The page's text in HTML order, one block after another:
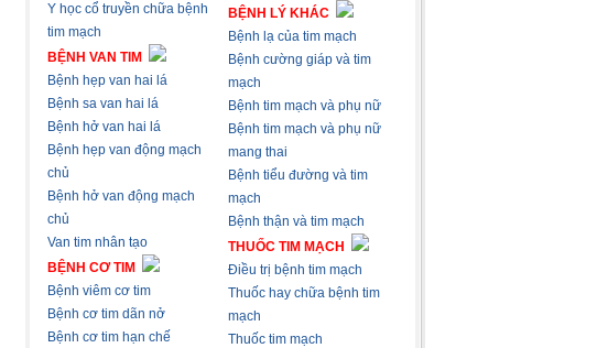
Y học cổ truyền chữa bệnh
tim mạch
BỆNH VAN TIM
Bệnh hẹp van hai lá
Bệnh sa van hai lá
Bệnh hở van hai lá
Bệnh hẹp van động mạch
chủ
Bệnh hở van động mạch
chủ
Van tim nhân tạo
BỆNH CƠ TIM
Bệnh viêm cơ tim
Bệnh cơ tim dãn nở
Bệnh cơ tim hạn chế
BỆNH LÝ KHÁC
Bệnh lạ của tim mạch
Bệnh cường giáp và tim
mạch
Bệnh tim mạch và phụ nữ
Bệnh tim mạch và phụ nữ
mang thai
Bệnh tiểu đường và tim
mạch
Bệnh thận và tim mạch
THUỐC TIM MẠCH
Điều trị bệnh tim mạch
Thuốc hay chữa bệnh tim
mạch
Thuốc tim mạch